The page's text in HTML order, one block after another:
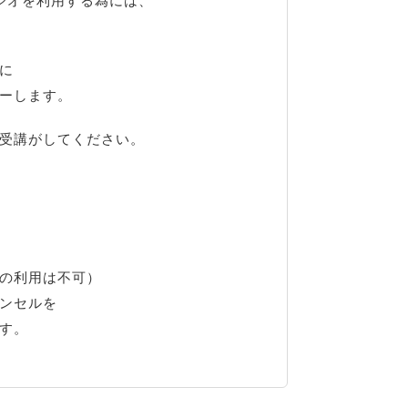
します。
講がしてください。
利用は不可）
セルを
。